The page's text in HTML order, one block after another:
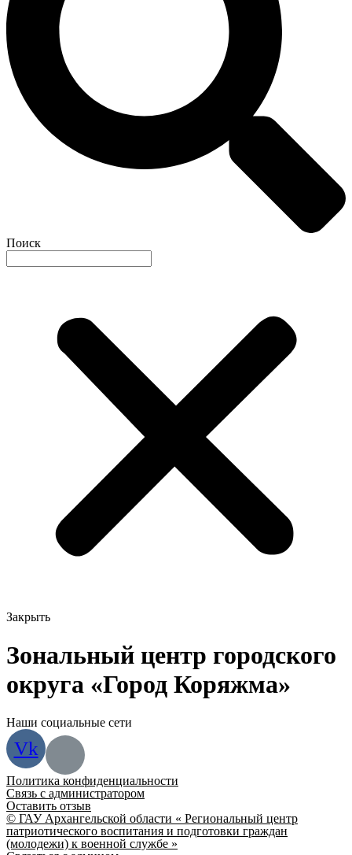
Поиск
Закрыть
Зональный центр городского
округа «Город Коряжма»
Наши социальные сети
Vk
Политика конфиденциальности
Связь с администратором
Оставить отзыв
© ГАУ Архангельской области « Региональный центр
патриотического воспитания и подготовки граждан
(молодежи) к военной службе »